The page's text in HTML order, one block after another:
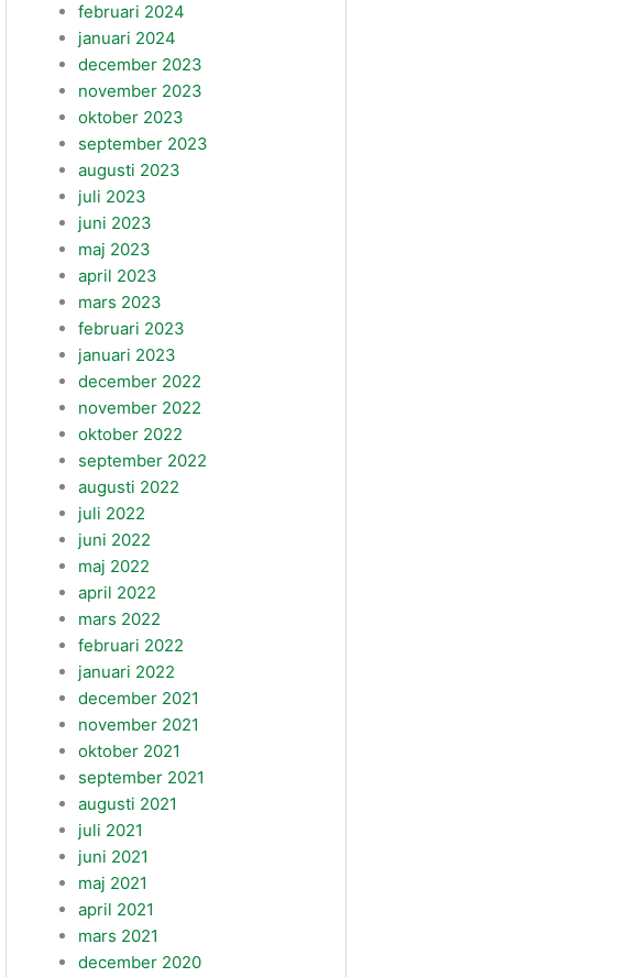
februari 2024
januari 2024
december 2023
november 2023
oktober 2023
september 2023
augusti 2023
juli 2023
juni 2023
maj 2023
april 2023
mars 2023
februari 2023
januari 2023
december 2022
november 2022
oktober 2022
september 2022
augusti 2022
juli 2022
juni 2022
maj 2022
april 2022
mars 2022
februari 2022
januari 2022
december 2021
november 2021
oktober 2021
september 2021
augusti 2021
juli 2021
juni 2021
maj 2021
april 2021
mars 2021
december 2020